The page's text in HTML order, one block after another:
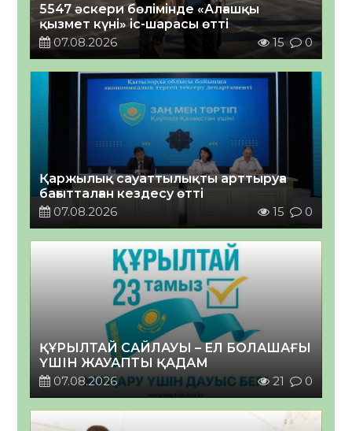
5547 әскери бөлімінде «Алғашқы
қызмет күні» іс-шарасы өтті
07.08.2026
15 0
Қаржылық сауаттылықты арттыруға
бағытталған кездесу өтті
07.08.2026
15 0
ҚҰРЫЛТАЙ САЙЛАУЫ – ЕЛ БОЛАШАҒЫ
ҮШІН ЖАУАПТЫ ҚАДАМ
07.08.2026
21 0